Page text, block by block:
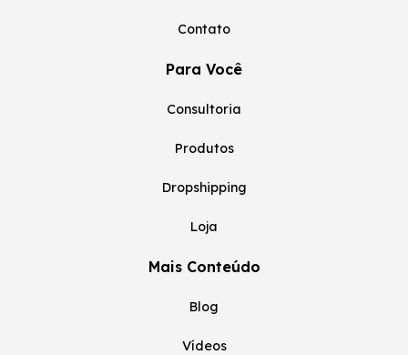
Contato
Para Você
Consultoria
Produtos
Dropshipping
Loja
Mais Conteúdo
Blog
Vídeos